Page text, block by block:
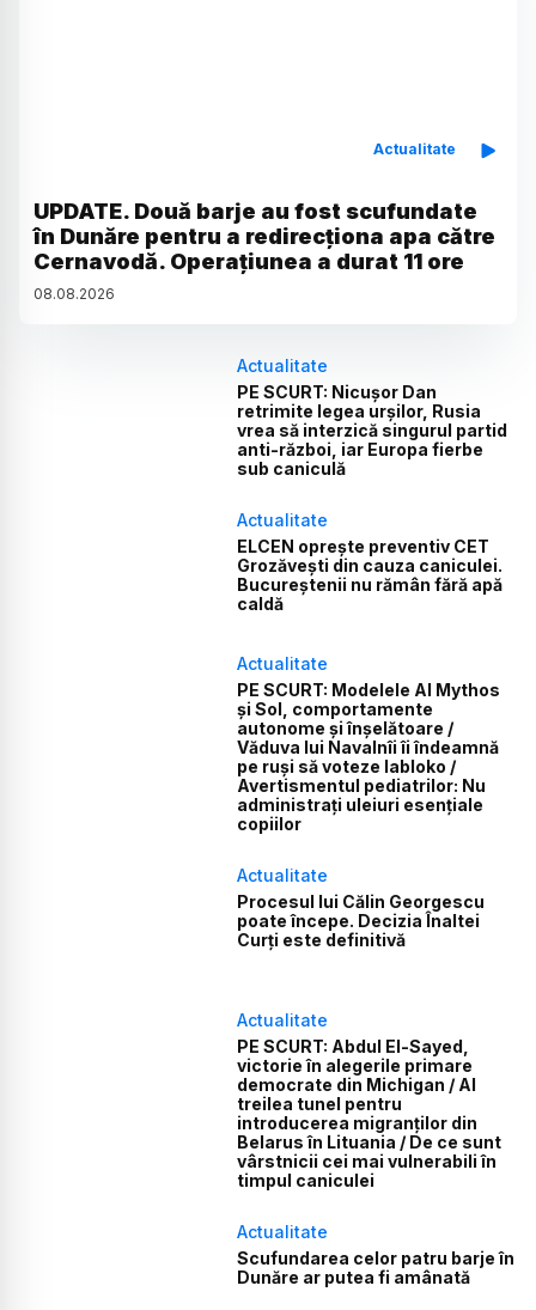
Actualitate
UPDATE. Două barje au fost scufundate
în Dunăre pentru a redirecționa apa către
Cernavodă. Operațiunea a durat 11 ore
08.08.2026
Actualitate
PE SCURT: Nicușor Dan
retrimite legea urșilor, Rusia
vrea să interzică singurul partid
anti-război, iar Europa fierbe
sub caniculă
Actualitate
ELCEN oprește preventiv CET
Grozăvești din cauza caniculei.
Bucureștenii nu rămân fără apă
caldă
Actualitate
PE SCURT: Modelele AI Mythos
și Sol, comportamente
autonome și înșelătoare /
Văduva lui Navalnîi îi îndeamnă
pe ruși să voteze Iabloko /
Avertismentul pediatrilor: Nu
administrați uleiuri esențiale
copiilor
Actualitate
Procesul lui Călin Georgescu
poate începe. Decizia Înaltei
Curți este definitivă
Actualitate
PE SCURT: Abdul El-Sayed,
victorie în alegerile primare
democrate din Michigan / Al
treilea tunel pentru
introducerea migranților din
Belarus în Lituania / De ce sunt
vârstnicii cei mai vulnerabili în
timpul caniculei
Actualitate
Scufundarea celor patru barje în
Dunăre ar putea fi amânată